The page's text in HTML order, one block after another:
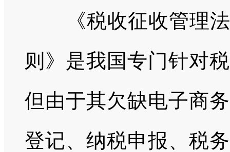
《税收征收管理
则》是我国专门针对
但由于其欠缺电子商
登记、纳税申报、税